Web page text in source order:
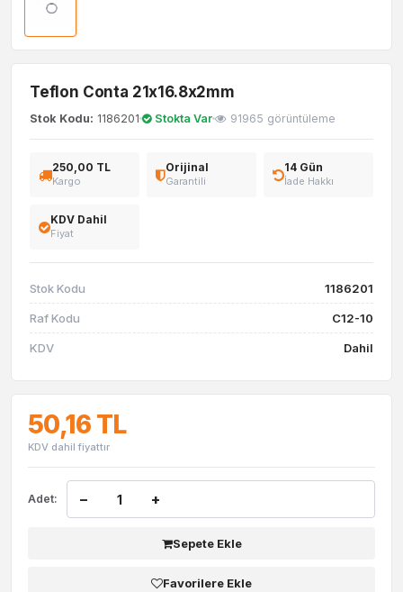
Teflon Conta 21x16.8x2mm
Stok Kodu: 1186201 Stokta Var 91965 görüntüleme
250,00 TL
Kargo
Orijinal
Garantili
14 Gün
İade Hakkı
KDV Dahil
Fiyat
Stok Kodu 1186201
Raf Kodu C12-10
KDV Dahil
50,16 TL
KDV dahil fiyattır
Adet: − +
Sepete Ekle
Favorilere Ekle